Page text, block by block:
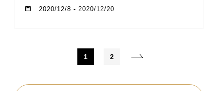
2020/12/8 - 2020/12/20
1 2